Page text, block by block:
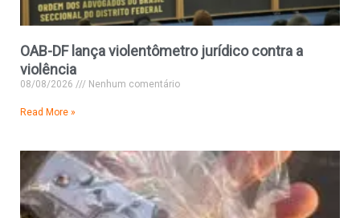
OAB-DF lança violentômetro jurídico contra a
violência
08/08/2026 Nenhum comentário
Read More »